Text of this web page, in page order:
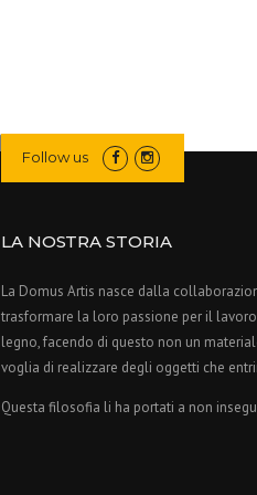
Follow us
LA NOSTRA STORIA
La Domus Artis nasce dalla
trasformare la loro passione per il
legno, facendo di questo non un
voglia di realizzare degli oggetti che
Questa filosofia li ha portati a non